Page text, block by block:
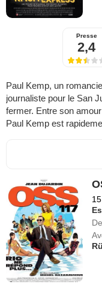
Presse
2,4
Paul Kemp, un
journaliste pour le San
fermer. Entre son
Paul Kemp est
De